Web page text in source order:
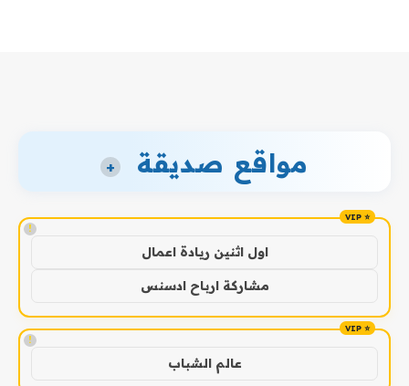
مواقع صديقة +
!
اول اثنين ريادة اعمال
مشاركة ارباح ادسنس
!
عالم الشباب